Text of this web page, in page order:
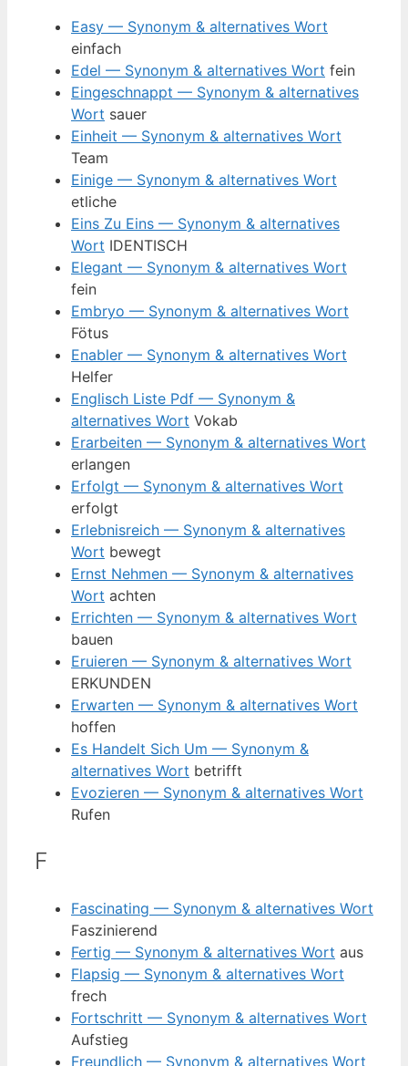
Easy — Synonym & alternatives Wort
einfach
Edel — Synonym & alternatives Wort fein
Eingeschnappt — Synonym & alternatives
Wort sauer
Einheit — Synonym & alternatives Wort
Team
Einige — Synonym & alternatives Wort
etliche
Eins Zu Eins — Synonym & alternatives
Wort IDENTISCH
Elegant — Synonym & alternatives Wort
fein
Embryo — Synonym & alternatives Wort
Fötus
Enabler — Synonym & alternatives Wort
Helfer
Englisch Liste Pdf — Synonym &
alternatives Wort Vokab
Erarbeiten — Synonym & alternatives Wort
erlangen
Erfolgt — Synonym & alternatives Wort
erfolgt
Erlebnisreich — Synonym & alternatives
Wort bewegt
Ernst Nehmen — Synonym & alternatives
Wort achten
Errichten — Synonym & alternatives Wort
bauen
Eruieren — Synonym & alternatives Wort
ERKUNDEN
Erwarten — Synonym & alternatives Wort
hoffen
Es Handelt Sich Um — Synonym &
alternatives Wort betrifft
Evozieren — Synonym & alternatives Wort
Rufen
F
Fascinating — Synonym & alternatives Wort
Faszinierend
Fertig — Synonym & alternatives Wort aus
Flapsig — Synonym & alternatives Wort
frech
Fortschritt — Synonym & alternatives Wort
Aufstieg
Freundlich — Synonym & alternatives Wort